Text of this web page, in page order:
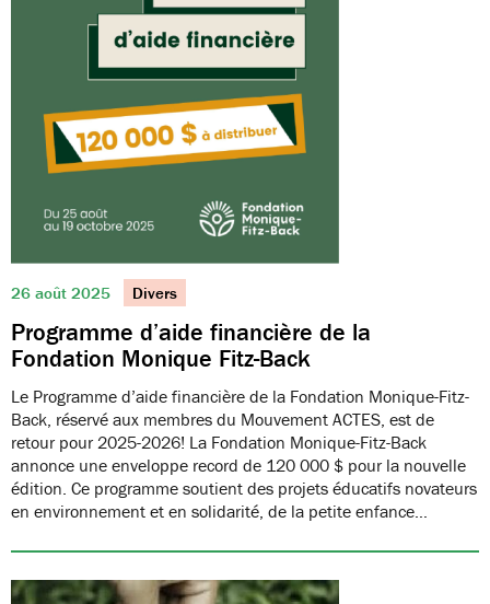
26 août 2025 Divers
Programme d’aide financière de la
Fondation Monique Fitz-Back
Le Programme d’aide financière de la Fondation Monique-Fitz-
Back, réservé aux membres du Mouvement ACTES, est de
retour pour 2025-2026! La Fondation Monique-Fitz-Back
annonce une enveloppe record de 120 000 $ pour la nouvelle
édition. Ce programme soutient des projets éducatifs novateurs
en environnement et en solidarité, de la petite enfance…